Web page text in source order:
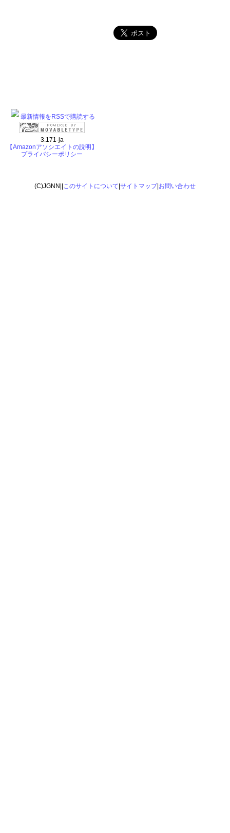
最新情報をRSSで購読する
3.171-ja
【Amazonアソシエイトの説明】
プライバシーポリシー
(C)JGNN|| このサイトについて サイトマップ| お問い合わせ